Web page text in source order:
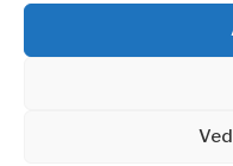
L’approccio sinergico e
multidisciplinare
affrontare in modo
sfide scientifiche nel